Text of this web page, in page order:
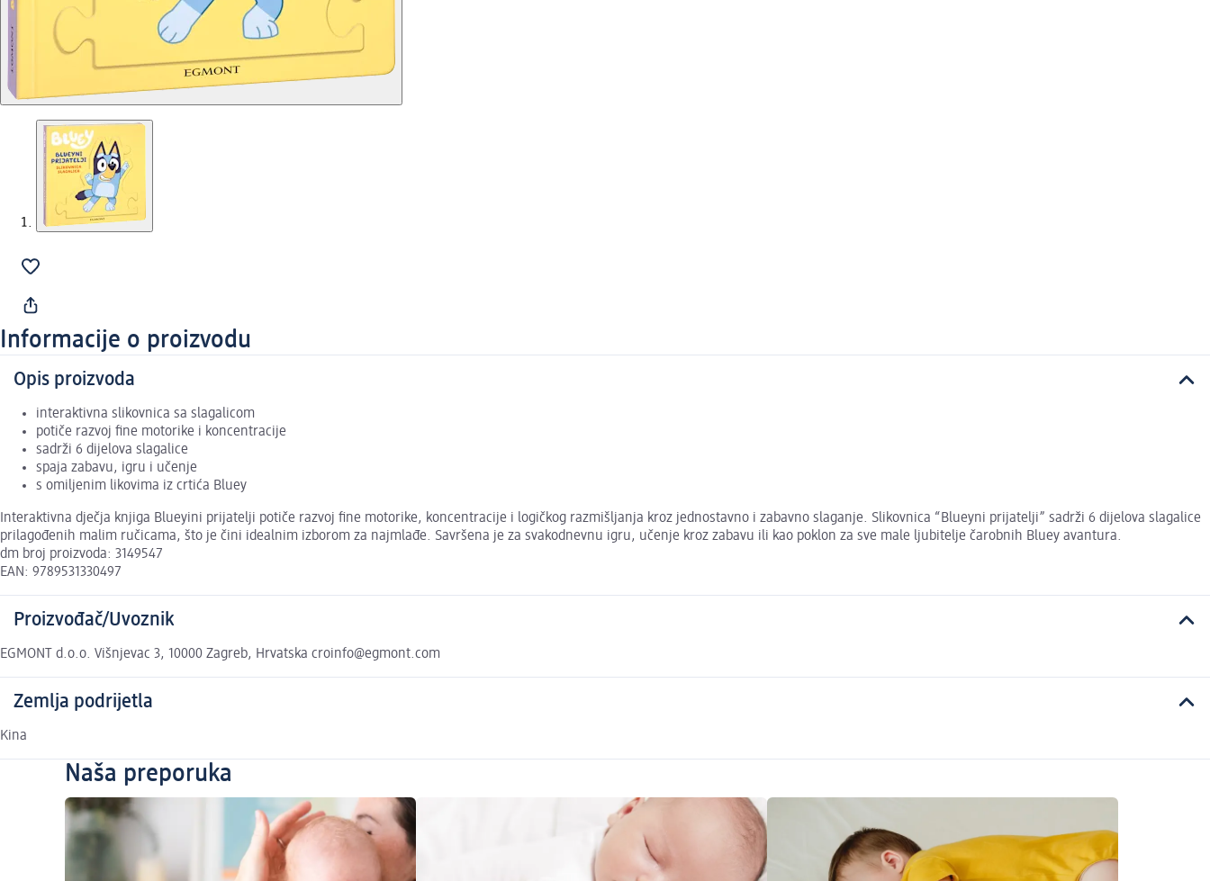
Informacije o proizvodu
Opis proizvoda
interaktivna slikovnica sa slagalicom
potiče razvoj fine motorike i koncentracije
sadrži 6 dijelova slagalice
spaja zabavu, igru i učenje
s omiljenim likovima iz crtića Bluey
Interaktivna dječja knjiga Blueyini prijatelji potiče razvoj fine motorike, koncentracije i logičkog razmišljanja kroz jednostavno i zabavno slaganje. Slikovnica “Blueyni prijatelji” sadrži 6 dijelova slagalice
prilagođenih malim ručicama, što je čini idealnim izborom za najmlađe. Savršena je za svakodnevnu igru, učenje kroz zabavu ili kao poklon za sve male ljubitelje čarobnih Bluey avantura.
dm broj proizvoda: 3149547
EAN: 9789531330497
Proizvođač/Uvoznik
EGMONT d.o.o. Višnjevac 3, 10000 Zagreb, Hrvatska croinfo@egmont.com
Zemlja podrijetla
Kina
Naša preporuka